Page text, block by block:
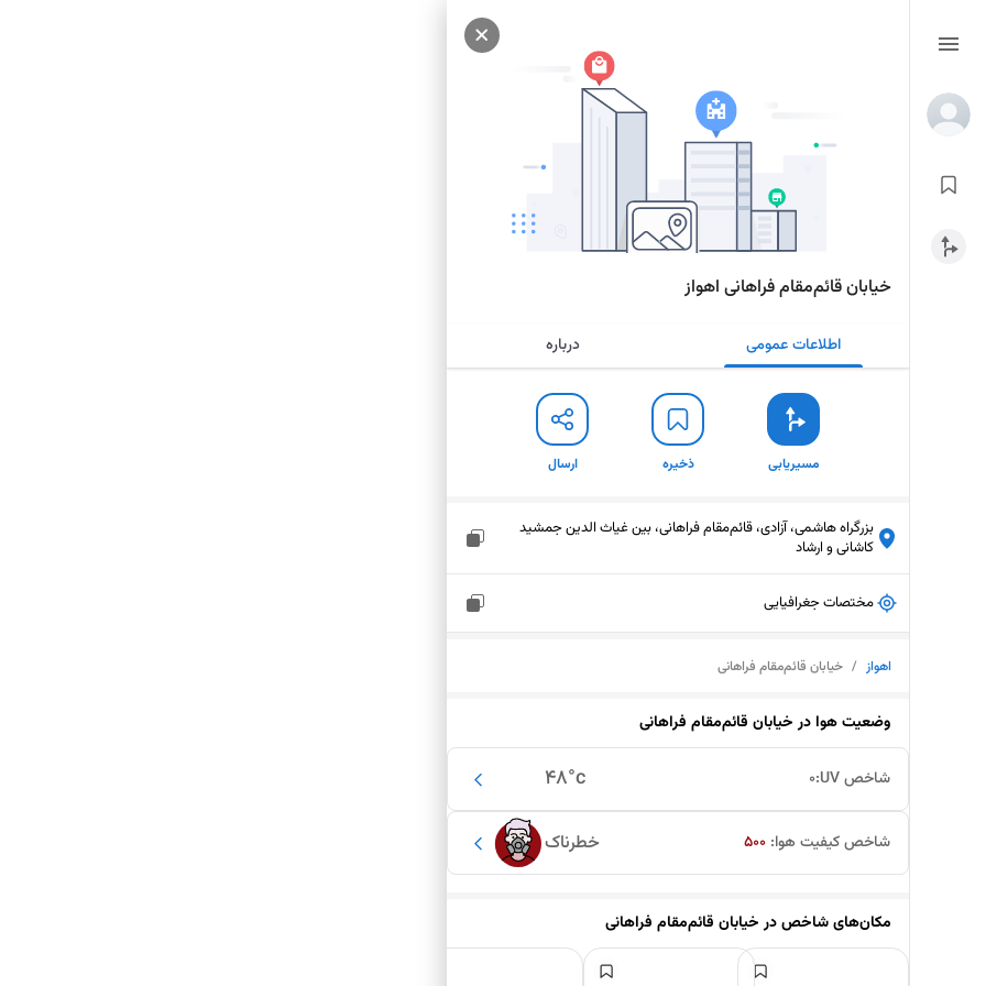
خیابان قائم‌مقام فراهانی اهواز
اطلاعات عمومی درباره
مسیریابی ذخیره ارسال
بزرگراه هاشمی، آزادی، قائم‌مقام فراهانی، بین غیاث الدین جمشید
کاشانی و ارشاد
مختصات جغرافیایی
اهواز / خیابان قائم‌مقام فراهانی
وضعیت هوا درخیابان قائم‌مقام فراهانی
48°c شاخص UV: 0
خطرناک شاخص کیفیت هوا: 500
مکان‌های شاخص درخیابان قائم‌مقام فراهانی